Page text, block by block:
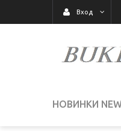
Вход
НОВИНКИ NEW